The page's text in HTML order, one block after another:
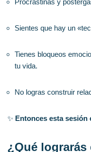
Procrastinas y
Sientes que hay un
Tienes bloqueos
tu vida.
No logras construir
✨ Entonces esta sesión
¿Qué